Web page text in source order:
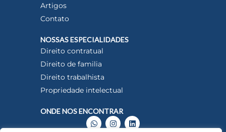
Artigos
Contato
NOSSAS ESPECIALIDADES
Direito contratual
Direito de familia
Direito trabalhista
Propriedade intelectual
ONDE NOS ENCONTRAR
W
h
I
n
L
i